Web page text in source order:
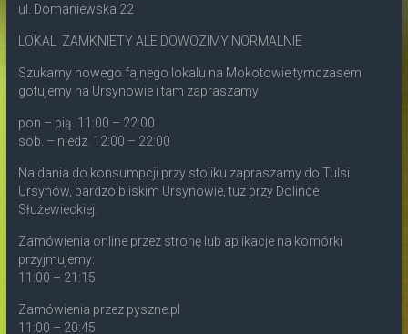
ul. Domaniewska 22
LOKAL ZAMKNIETY ALE DOWOZIMY NORMALNIE
Szukamy nowego fajnego lokalu na Mokotowie tymczasem
gotujemy na Ursynowie i tam zapraszamy
pon – pią. 11:00 – 22:00
sob. – niedz. 12:00 – 22:00
Na dania do konsumpcji przy stoliku zapraszamy do Tulsi
Ursynów, bardzo bliskim Ursynowie, tuz przy Dolince
Służewieckiej.
Zamówienia online przez stronę lub aplikacje na komórki
przyjmujemy:
11:00 – 21:15
Zamówienia przez pyszne.pl
11:00 – 20:45